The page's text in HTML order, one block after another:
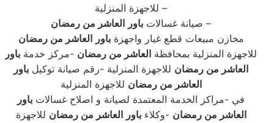
للاجهزة المنزلية –
صيانة غسالات باور العاشر من رمضان
–
مخازن مبيعات قطع غيار واجهزةباور العاشر من رمضان
للاجهزة المنزلية بمحافظة العاشر من رمضان -مركز خدمة باور
العاشر من رمضان للاجهزة المنزلية -رقم صيانة توكيل باور
العاشر من رمضان للاجهزة المنزلية
في -مراكز الخدمة المعتمدة لصيانة و اصلاح غسالات باور
العاشر من رمضان -وكلاءباور العاشر من رمضان للاجهزة